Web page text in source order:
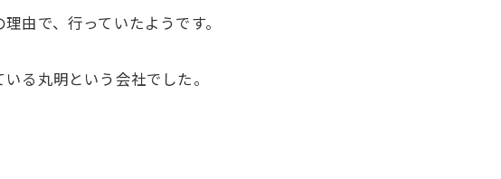
由で、行っていたようです。
る丸明という会社でした。